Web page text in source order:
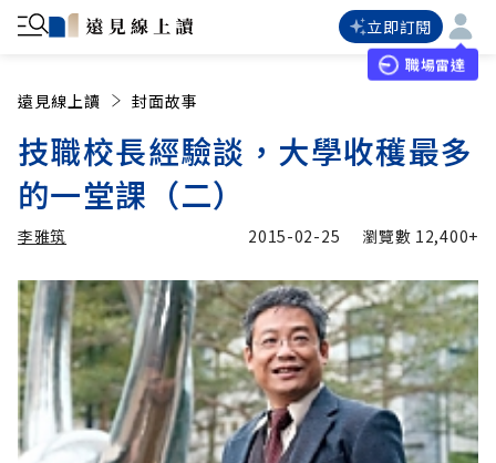
立即訂閱
職場雷達
遠見線上讀 封面故事
技職校長經驗談，大學收穫最多
的一堂課（二）
李雅筑
李雅筑 加入追蹤
2015-02-25 瀏覽數 12,400+